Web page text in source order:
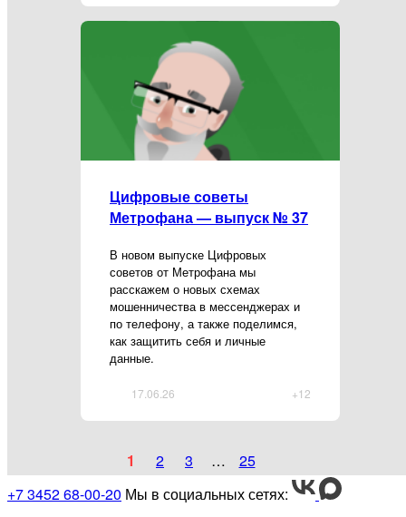
Цифровые советы
Метрофана — выпуск № 37
В новом выпуске Цифровых
советов от Метрофана мы
расскажем о новых схемах
мошенничества в мессенджерах и
по телефону, а также поделимся,
как защитить себя и личные
данные.
+12
17.06.26
1 2 3 …
25
+7 3452 68-00-20 Мы в социальных сетях: